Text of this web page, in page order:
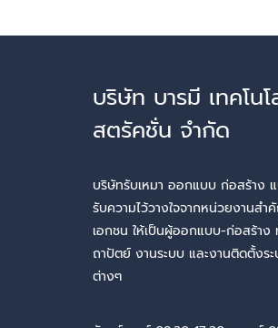
บริษัท บารมี เทคโน
สตรัคชั่น จำกัด
บริษัทรับเหมา ออกแบบ ก่อสร้าง แ
รับความไว้วางใจจากหน่วยงานสำ
เอกชน ให้เป็นผู้ออกแบบ-ก่อสร้าง
ถาปัตย์ งานระบบ และงานติดตั้งร
ต่างๆ